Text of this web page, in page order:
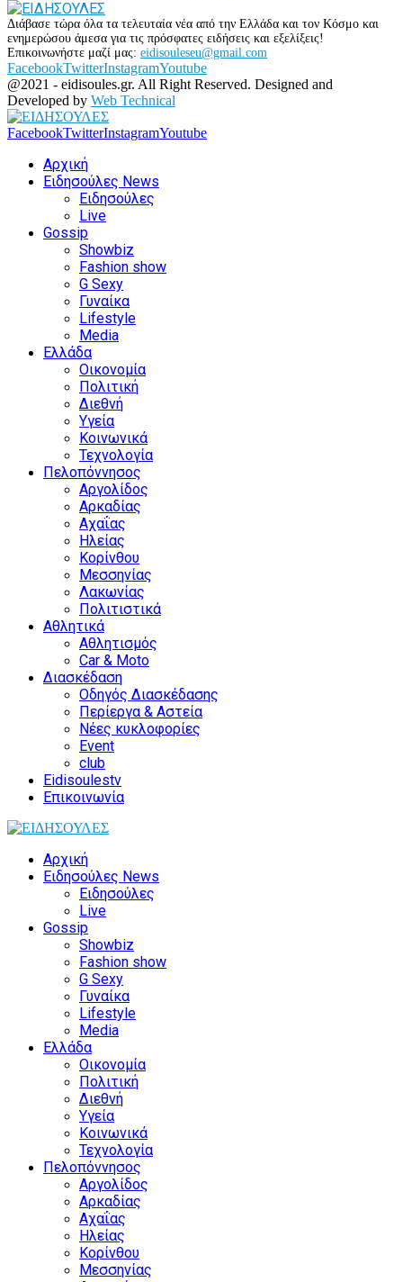
Διάβασε τώρα όλα τα τελευταία νέα από την Ελλάδα και τον Κόσμο και
ενημερώσου άμεσα για τις πρόσφατες ειδήσεις και εξελίξεις!
Επικοινωνήστε μαζί μας: eidisouleseu@gmail.com
FacebookTwitterInstagramYoutube
@2021 - eidisoules.gr. All Right Reserved. Designed and
Developed by Web Technical
FacebookTwitterInstagramYoutube
Αρχική
Ειδησούλες News
Ειδησούλες
Live
Gossip
Showbiz
Fashion show
G Sexy
Γυναίκα
Lifestyle
Media
Ελλάδα
Οικονομία
Πολιτική
Διεθνή
Υγεία
Κοινωνικά
Τεχνολογία
Πελοπόννησος
Αργολίδος
Αρκαδίας
Αχαΐας
Ηλείας
Κορίνθου
Μεσσηνίας
Λακωνίας
Πολιτιστικά
Αθλητικά
Αθλητισμός
Car & Moto
Διασκέδαση
Οδηγός Διασκέδασης
Περίεργα & Αστεία
Νέες κυκλοφορίες
Event
club
Eidisoulestv
Επικοινωνία
Αρχική
Ειδησούλες News
Ειδησούλες
Live
Gossip
Showbiz
Fashion show
G Sexy
Γυναίκα
Lifestyle
Media
Ελλάδα
Οικονομία
Πολιτική
Διεθνή
Υγεία
Κοινωνικά
Τεχνολογία
Πελοπόννησος
Αργολίδος
Αρκαδίας
Αχαΐας
Ηλείας
Κορίνθου
Μεσσηνίας